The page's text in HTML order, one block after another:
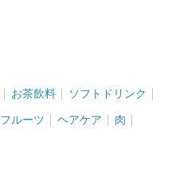
お茶飲料 ソフトドリンク
フルーツ ヘアケア 肉